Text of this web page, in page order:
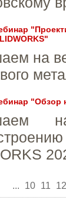
на
"Обзор
... 10 11 12